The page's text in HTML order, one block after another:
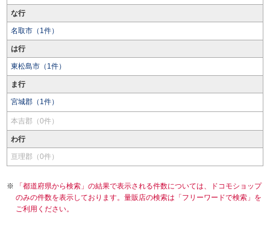
な行
名取市（1件）
は行
東松島市（1件）
ま行
宮城郡（1件）
本吉郡（0件）
わ行
亘理郡（0件）
「都道府県から検索」の結果で表示される件数については、ドコモショップ
のみの件数を表示しております。量販店の検索は「フリーワードで検索」を
ご利用ください。